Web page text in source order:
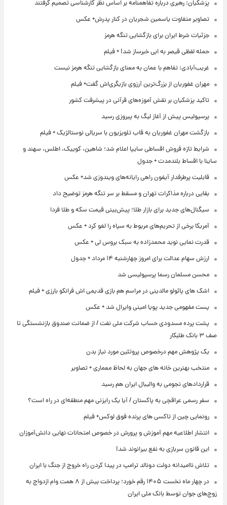
پزشکیان: رهبری درباره تفاهمنامه بر اساس نظر کارشناسی تصمیم گرفتند
تصاویر متفاوت یاسمین شجریان در کنار پدرش+ عکس
جزئیات شرط ایران برای بازگشایی تنگه هرمز
حمله لفظی قیصر به ابی خبرساز شد! + فیلم
غریب‌آبادی: تفاهم با عمان به معنای بازگشایی تنگه هرمز نیست
مهران غفوریان از بزرگ‌ترین آرزوی بازیگری‌اش گفت+ فیلم
تاکید پزشکیان بر نقش آموزه‌های قرآنی در پیشرفت کشور
پرسپولیس پیش از آغاز لیگ به پیروزی رسید
بازگشت مهران غفوریان به قاب تلویزیون با سریالی نوستالژیک + فیلم
شرایط تازه فروش اقساطی سایپا اعلام شد؛ شاهین، کوییک، اطلس، سهند و
ساینا با اقساط بلندمدت + جدول
قابلیت پرطرفدار آیفون راهی رایانه‌های ویندوزی شد+ عکس
بقایی درباره مذاکرات تهران و مسقط بر سر تنگه هرمز توضیح داد
سیگنال‌های جدید برای بازار طلا؛ پیش‌بینی قیمت سکه و طلا فردا
آمریکا برخی از تحریم‌های مربوط به سپاه را لغو کرد + عکس
قدرت نمایی نوید محمدزاده به سبک بروس لی + عکس
ارزش سهام عدالت برای امروز چهارشنبه ۱۴ مرداد + جدول
محسن مسلمان رسما پرسپولیسی شد
اشک های پائولو مالدینی در مراسم هم بازی قدیمی اش فرانکو بارزی + فیلم
پست مفهومی جدید پویا امینی وایرال شد + عکس
پشت پرده‌ مسدودی حساب شرکت ملی نفت / از ضمانت صندوق بازنشستگی تا
صف ۳ بانک طلبکار
یک پژوهش مهم درخصوص پروتئین مورد نیاز بدن
منتخب بهترین خانه های جهان به لحاظ معماری + تصاویر
قراردادهای نجومی به والیبال ایران هم رسید
سفر رسمی عراقچی به پاکستان / آیا یک رایزنی مهم منطقه‌ای در راه است؟
رونمایی چین از تاکسی های پرنده فوق لوکس+ فیلم
انتشار اطلاعیه مهم آموزش و پرورش در خصوص امتحانات نهایی دانش‌آموزان
این قانون سربازی به نفع بیرانوند شد!
تلاش ناامیدانه‌ دولت دونالد ترامپ در پیدا کردن راه خروج از جنگ با ایران
در چهار ماه نخست ۱۴۰۵ رقم خورد؛ پرداخت بیش از ۸ همت وام ازدواج به
زوج‌های جوان توسط بانک ملی ایران